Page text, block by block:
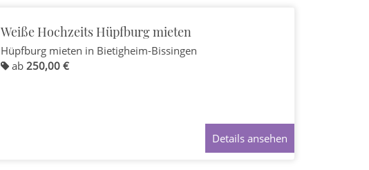
Weiße Hochzeits Hüpfburg mieten
Hüpfburg mieten in Bietigheim-Bissingen
ab250,00 €
Details ansehen